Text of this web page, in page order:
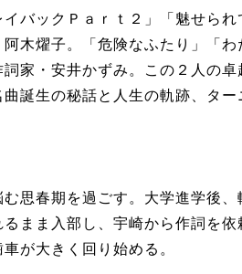
バックＰａｒｔ２」「魅せられ
木燿子。「危険なふたり」「わ
家・安井かずみ。この２人の卓
誕生の秘話と人生の軌跡、ター
思春期を過ごす。大学進学後、
まま入部し、宇崎から作詞を依
が大きく回り始める。